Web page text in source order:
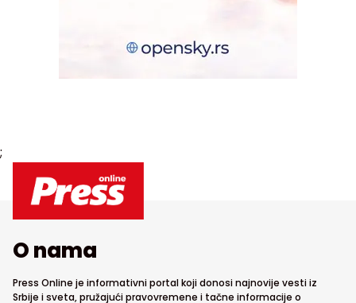
;
O nama
Press Online je informativni portal koji donosi najnovije vesti iz
Srbije i sveta, pružajući pravovremene i tačne informacije o